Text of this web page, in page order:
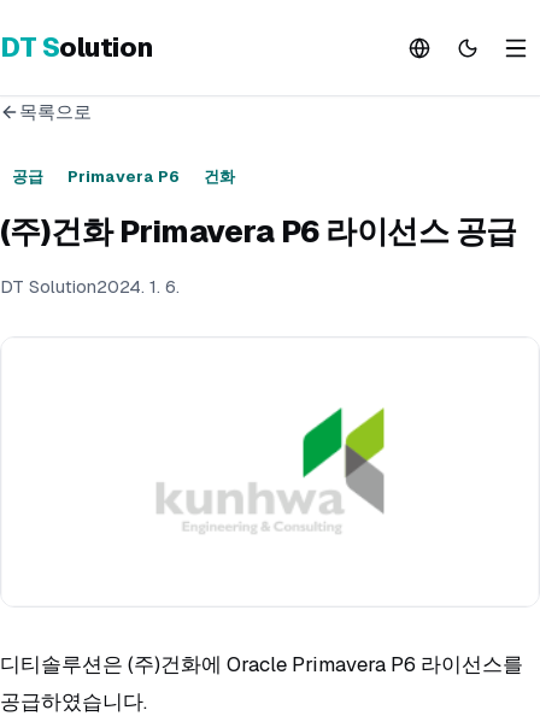
DT Solution
목록으로
공급 Primavera P6 건화
(주)건화 Primavera P6 라이선스 공급
DT Solution2024. 1. 6.
디티솔루션은 (주)건화에 Oracle Primavera P6 라이선스를
공급하였습니다.